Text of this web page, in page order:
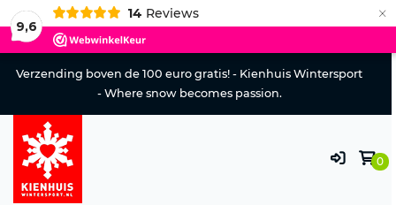
9,6
14 Reviews ×
Verzending boven de 100 euro gratis! - Kienhuis Wintersport
- Where snow becomes passion.
0